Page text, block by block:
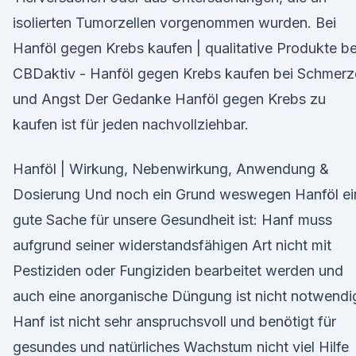
isolierten Tumorzellen vorgenommen wurden. Bei
Hanföl gegen Krebs kaufen | qualitative Produkte
CBDaktiv - Hanföl gegen Krebs kaufen bei
und Angst Der Gedanke Hanföl gegen Krebs zu
kaufen ist für jeden nachvollziehbar.
Hanföl | Wirkung, Nebenwirkung, Anwendung &
Dosierung Und noch ein Grund weswegen Hanföl
gute Sache für unsere Gesundheit ist: Hanf muss
aufgrund seiner widerstandsfähigen Art nicht mit
Pestiziden oder Fungiziden bearbeitet werden und
auch eine anorganische Düngung ist nicht
Hanf ist nicht sehr anspruchsvoll und benötigt für
gesundes und natürliches Wachstum nicht viel Hilfe